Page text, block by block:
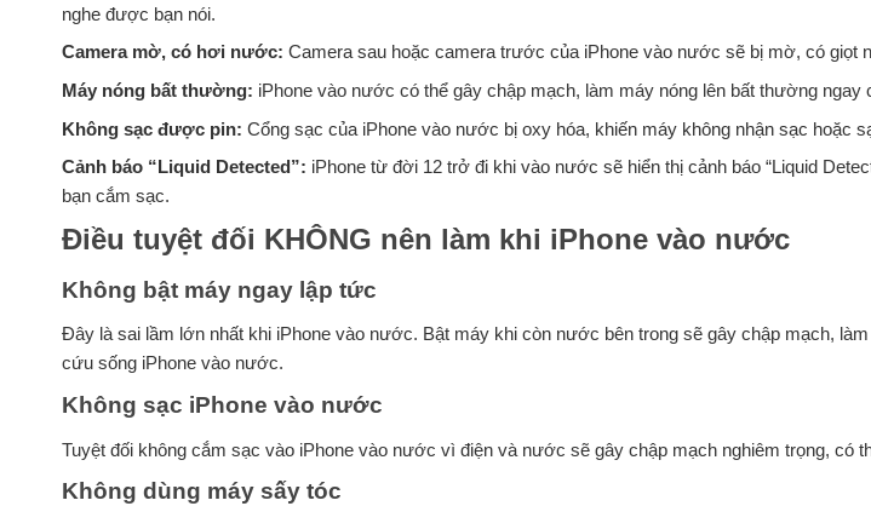
nghe được bạn nói.
Camera mờ, có hơi nước: Camera sau hoặc camera trước của iPhone vào nước sẽ bị mờ, có giọt
Máy nóng bất thường: iPhone vào nước có thể gây chập mạch, làm máy nóng lên bất thường ngay
Không sạc được pin: Cổng sạc của iPhone vào nước bị oxy hóa, khiến máy không nhận sạc hoặc
Cảnh báo “Liquid Detected”: iPhone từ đời 12 trở đi khi vào nước sẽ hiển thị cảnh báo “Liquid
bạn cắm sạc.
Điều tuyệt đối KHÔNG nên làm khi iPhone vào nước
Không bật máy ngay lập tức
Đây là sai lầm lớn nhất khi iPhone vào nước. Bật máy khi còn nước bên trong sẽ gây chập mạch,
cứu sống iPhone vào nước.
Không sạc iPhone vào nước
Tuyệt đối không cắm sạc vào iPhone vào nước vì điện và nước sẽ gây chập mạch nghiêm trọng, có
Không dùng máy sấy tóc